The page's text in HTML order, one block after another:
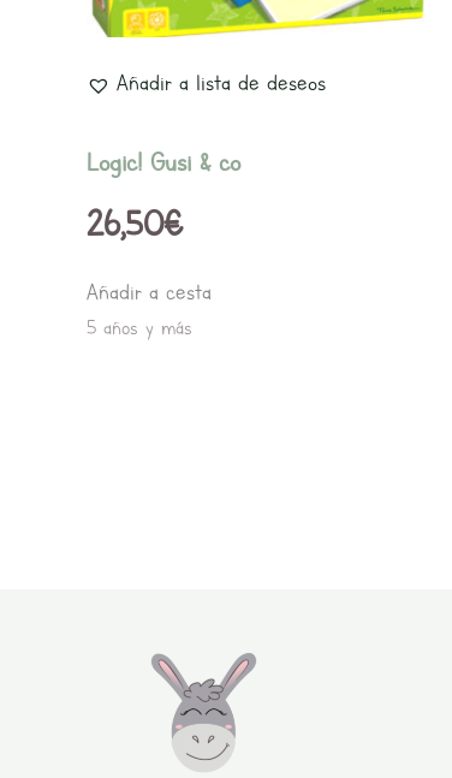
Añadir a lista de deseos
Logic! Gusi & co
26,50€
Añadir a cesta
5 años y más